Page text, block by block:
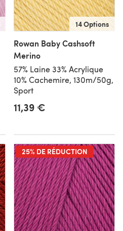
14 Options
Rowan Baby Cashsoft
Merino
57% Laine 33% Acrylique
10% Cachemire, 130m/50g,
Sport
11,39 €
25% DE RÉDUCTION